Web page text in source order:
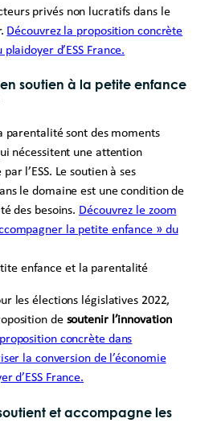
privés non lucratifs dans le
Découvrez la proposition concrète
d’ESS France.
en soutien à la petite enfance
parentalité sont des moments
nécessitent une attention
l’ESS. Le soutien à ses
le domaine est une condition de
des besoins. Découvrez le zoom
la petite enfance » du
les élections législatives 2022,
de soutenir l’innovation
concrète dans
la conversion de l’économie
d’ESS France.
soutient et accompagne les